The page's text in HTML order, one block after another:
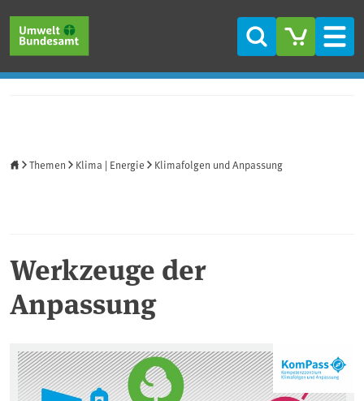
Suche
Themen Klima | Energie Klimafolgen und Anpassung
Werkzeuge der
Anpassung